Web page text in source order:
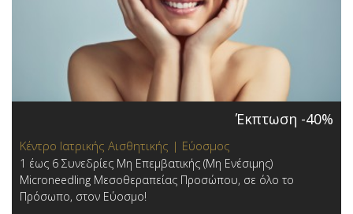
Έκπτωση -40%
Κέντρο Ιατρικής Αισθητικής | Εύοσμος
1 έως 6 Συνεδρίες Μη Επεμβατικής (Μη Ενέσιμης)
Microneedling Μεσοθεραπείας Προσώπου, σε όλο το
Πρόσωπο, στον Εύοσμο!